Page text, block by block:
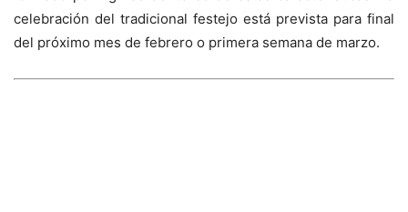
celebración del tradicional festejo está prevista para final
del próximo mes de febrero o primera semana de marzo.